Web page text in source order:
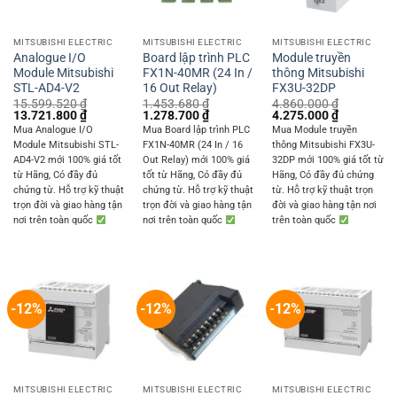
MITSUBISHI ELECTRIC
Analogue I/O
Module Mitsubishi
STL-AD4-V2
15.599.520₫
Original
price
was:
15.599.520 ₫.
13.721.800₫Current
price
is:
13.721.800 ₫.
Mua Analogue I/O
Module Mitsubishi STL-
AD4-V2 mới 100% giá tốt
từ Hãng, Có đầy đủ
chứng từ. Hỗ trợ kỹ thuật
trọn đời và giao hàng tận
nơi trên toàn quốc
MITSUBISHI ELECTRIC
Board lập trình PLC
FX1N-40MR (24 In /
16 Out Relay)
1.453.680₫
Original
price
was:
1.453.680 ₫.
1.278.700₫Current
price
is:
1.278.700 ₫.
Mua Board lập trình PLC
FX1N-40MR (24 In / 16
Out Relay) mới 100% giá
tốt từ Hãng, Có đầy đủ
chứng từ. Hỗ trợ kỹ thuật
trọn đời và giao hàng tận
nơi trên toàn quốc
MITSUBISHI ELECTRIC
Module truyền
thông Mitsubishi
FX3U-32DP
4.860.000₫
Original
price
was:
4.860.000 ₫.
4.275.000₫Current
price
is:
4.275.000
Mua Module truyền
thông Mitsubishi FX3U-
32DP mới 100% giá tốt từ
Hãng, Có đầy đủ chứng
từ. Hỗ trợ kỹ thuật trọn
đời và giao hàng tận nơi
trên toàn quốc
-12%
MITSUBISHI ELECTRIC
-12%
MITSUBISHI ELECTRIC
-12%
MITSUBISHI ELECTRIC